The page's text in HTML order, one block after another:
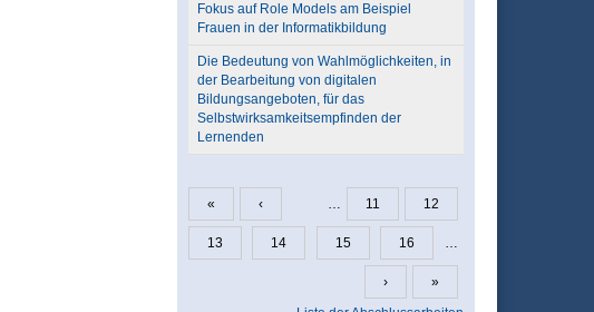
Fokus auf Role Models am Beispiel
Frauen in der Informatikbildung
Die Bedeutung von Wahlmöglichkeiten, in
der Bearbeitung von digitalen
Bildungsangeboten, für das
Selbstwirksamkeitsempfinden der
Lernenden
Seiten
« ‹ … 11 12
13 14 15 16 …
›
»